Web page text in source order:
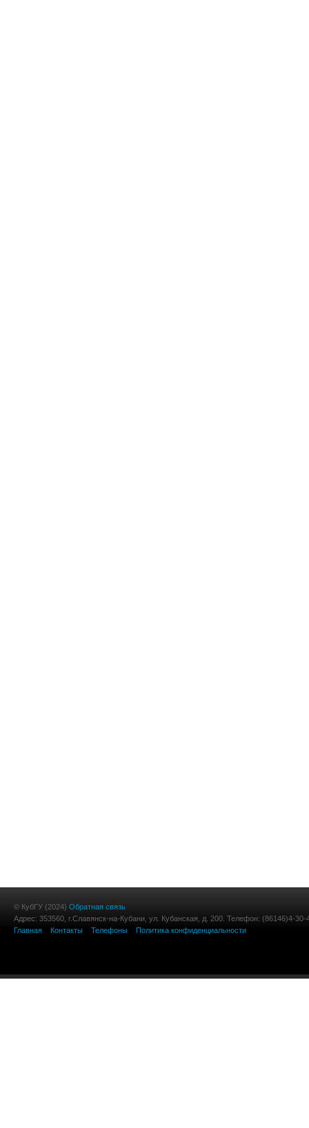
© КубГУ (2024) Обратная связь
Адрес: 353560, г.Славянск-на-Кубани, ул. Кубанская, д. 200. Телефон: (86146)4-30-
Главная
Контакты Телефоны Политика конфиденциальности